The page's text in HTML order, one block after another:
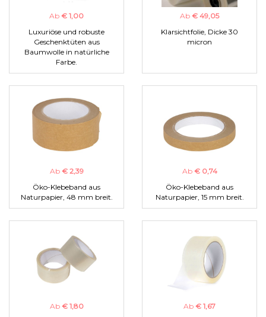
Ab € 1,00
Luxuriöse und robuste
Geschenktüten aus
Baumwolle in natürliche
Farbe.
Ab € 49,05
Klarsichtfolie, Dicke 30
micron
Ab € 2,39
Öko-Klebeband aus
Naturpapier, 48 mm breit.
Ab € 0,74
Öko-Klebeband aus
Naturpapier, 15 mm breit.
Ab € 1,80
Ab € 1,67